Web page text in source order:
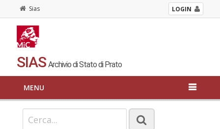
Sias LOGIN
SIAS Archivio di Stato di Prato
MENU